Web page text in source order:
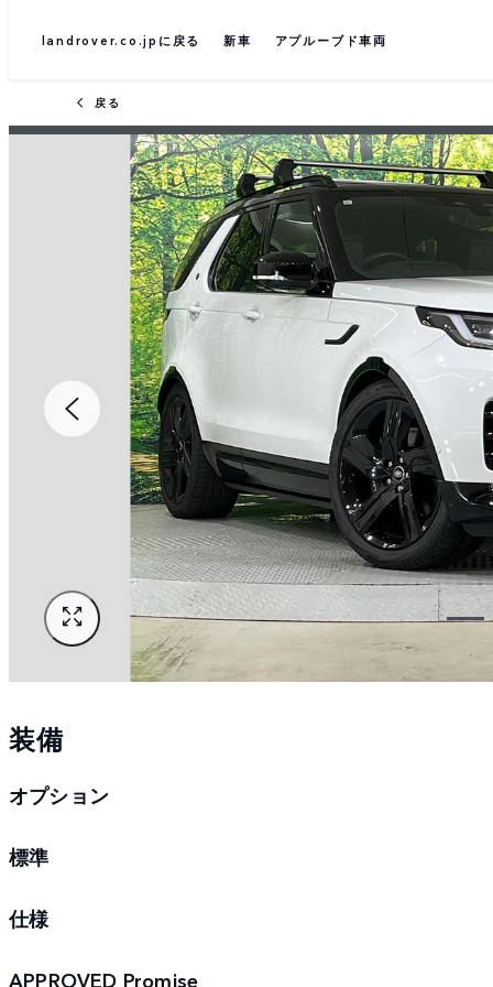
landrover.co.jpに戻る 新車 アプルーブド車両
戻る
装備
オプション
標準
仕様
APPROVED Promise